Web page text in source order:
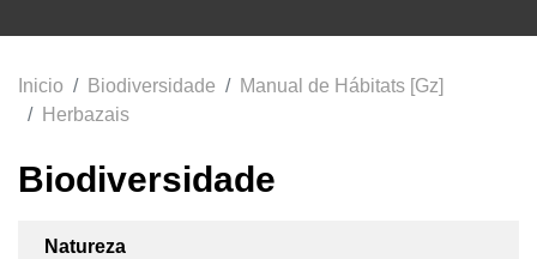
Inicio Biodiversidade
Manual de Hábitats [Gz]
Herbazais
Biodiversidade
Natureza